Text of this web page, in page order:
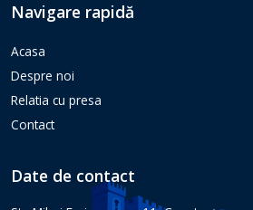
Navigare rapidă
Acasa
Despre noi
Relatia cu presa
Contact
Date de contact